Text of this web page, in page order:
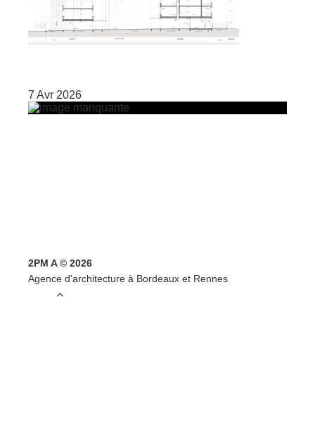
7 Avr 2026
2PM A © 2026
Agence d'architecture à Bordeaux et Rennes
